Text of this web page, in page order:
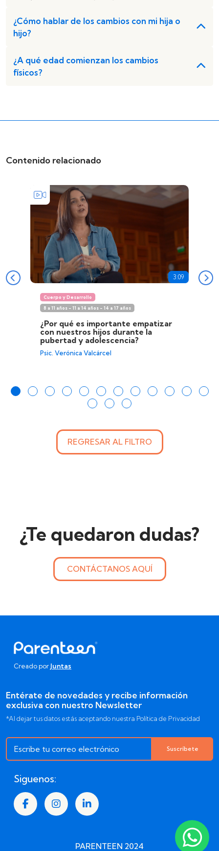
¿Cómo hablar de los cambios con mi hija o
hijo?
¿A qué edad comienzan los cambios
físicos?
Contenido relacionado
3:09
Cuerpo y Desarrollo
8 a 11 años - 11 a 14 años - 14 a 17 años
¿Por qué es importante empatizar
con nuestros hijos durante la
pubertad y adolescencia?
Psic. Verónica Valcárcel
REGRESAR AL FILTRO
¿Te quedaron dudas?
CONTÁCTANOS AQUÍ
Creado por Juntas
Entérate de novedades y recibe información
exclusiva con nuestro Newsletter
*Al dejar tus datos estás aceptando nuestra Política de Privacidad
Suscríbete
PARENTEEN 2024
Siguenos: